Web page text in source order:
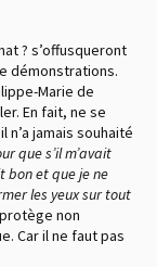
? s’offusqueront
démonstrations.
Marie de
En fait, ne se
jamais souhaité
que s’il m’avait
bon et que je ne
les yeux sur tout
non
Car il ne faut pas